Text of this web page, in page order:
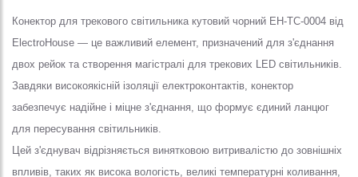
Конектор для трекового світильника кутовий чорний EH-TC-0004 від
ElectroHouse — це важливий елемент, призначений для з'єднання
двох рейок та створення магістралі для трекових LED світильників.
Завдяки високоякісній ізоляції електроконтактів, конектор
забезпечує надійне і міцне з'єднання, що формує єдиний ланцюг
для пересування світильників.
Цей з'єднувач відрізняється винятковою витривалістю до зовнішніх
впливів, таких як висока вологість, великі температурні коливання,